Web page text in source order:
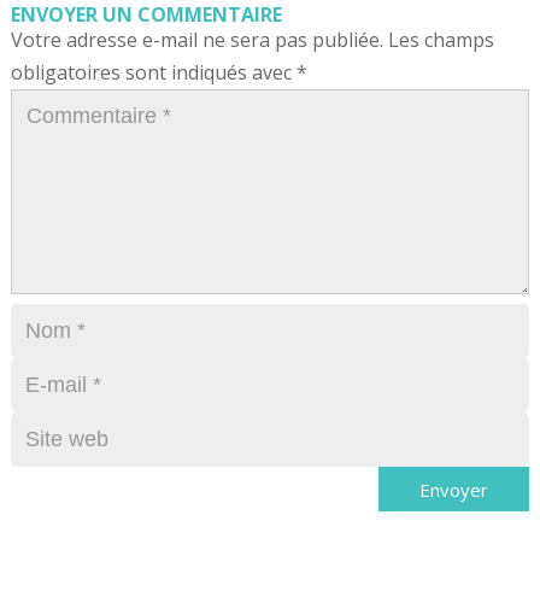
ENVOYER UN COMMENTAIRE
Votre adresse e-mail ne sera pas publiée. Les champs
obligatoires sont indiqués avec*